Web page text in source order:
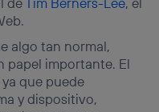
algo tan normal,
papel importante. El
que puede
y dispositivo,
en función de las
miembros del hogar
será más